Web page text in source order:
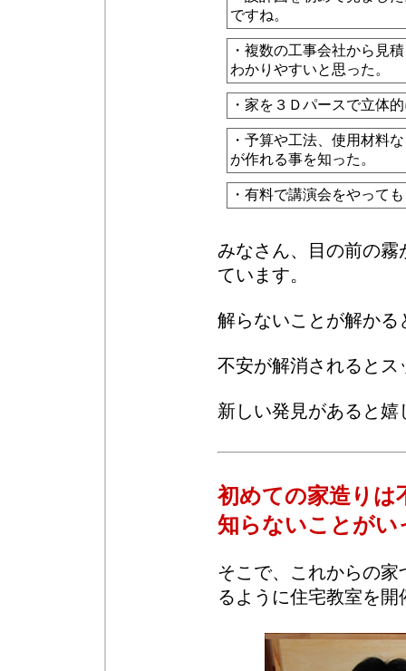
ですね。
・複数の工事会社から見
わかりやすいと思った。
・家を３Ｄパースで立体
・予算や工法、使用材料
が作れる事を知った。
・有料で講演会をやって
みなさん、目の前の
ています。
解らないことが解か
不安が解消されるとス
新しい発見があると
初めての家造りは
知らないことがい
そこで、これからの
るように住宅教室を開